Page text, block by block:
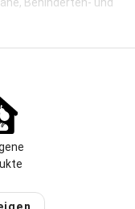
und
sitzen Sie garantiert
wie Pferden,
und Katzen ist
unser schönes
entfernt, ist